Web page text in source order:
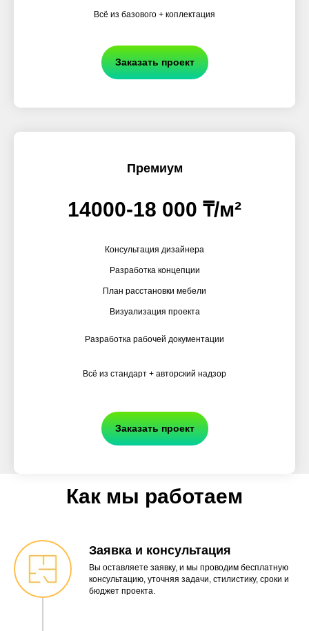
Всё из базового + коплектация
Заказать проект
Премиум
14000-18 000 ₸/м²
Консультация дизайнера
Разработка концепции
План расстановки мебели
Визуализация проекта
Разработка рабочей документации
Всё из стандарт + авторский надзор
Заказать проект
Как мы работаем
Заявка и консультация
Вы оставляете заявку, и мы проводим бесплатную
консультацию, уточняя задачи, стилистику, сроки и
бюджет проекта.